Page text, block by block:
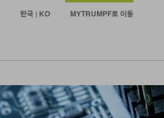
한국 | KO MYTRUMPF로 이동